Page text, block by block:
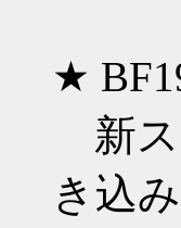
★
新ス
き込